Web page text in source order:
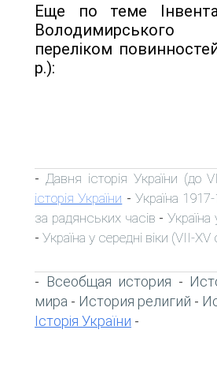
Еще по теме
переліком
р.):
- Давня історія України (до
історія України - Україна
за радянських часів -Україна
- Україна у середні віки (VII-XV
- Всеобщая история -
мира - История религий -
Історія України -